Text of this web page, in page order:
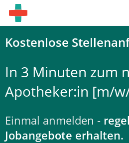
Kostenlose
In 3 Minuten zum
Apotheker:in [m/
Einmal anmelden -
Jobangebote erhalten.